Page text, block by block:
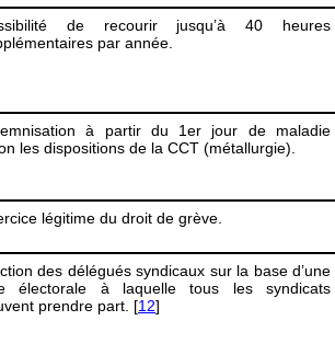
de recourir jusqu’à 40 heures
par année.
à partir du 1er jour de maladie
les dispositions de la CCT (métallurgie).
légitime du droit de grève.
des délégués syndicaux sur la base d’une
électorale à laquelle tous les syndicats
prendre part. [12]